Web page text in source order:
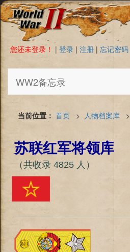
您还未登录！ | 登录 | 注册 | 忘记密码
WW2备忘录
当前位置： 首页 > 人物档案库 >
苏联红军将领库
（共收录 4825 人）